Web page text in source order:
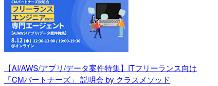
【AI/AWS/アプリ/データ案件特集】ITフリーランス向け
「CMパートナーズ」 説明会 by クラスメソッド